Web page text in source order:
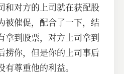
和对方的上司就在获配股
被催促，配合了一下，结
拿到股票，对方上司拿到
捞你，但是你的上司事后
尊重他的利益。